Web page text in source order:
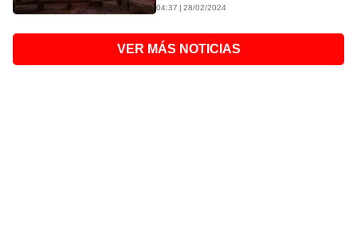
04:37 | 28/02/2024
VER MÁS NOTICIAS